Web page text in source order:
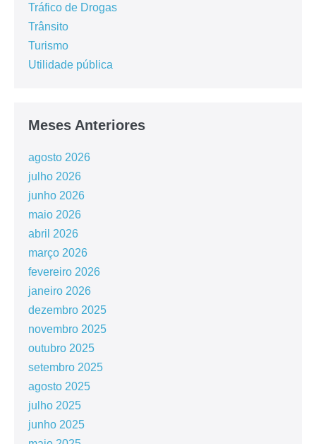
Tráfico de Drogas
Trânsito
Turismo
Utilidade pública
Meses Anteriores
agosto 2026
julho 2026
junho 2026
maio 2026
abril 2026
março 2026
fevereiro 2026
janeiro 2026
dezembro 2025
novembro 2025
outubro 2025
setembro 2025
agosto 2025
julho 2025
junho 2025